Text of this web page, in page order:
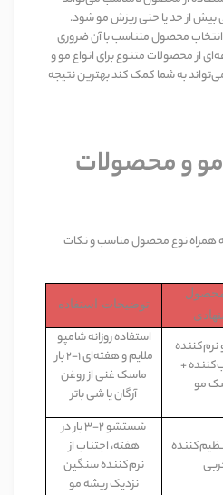
از حد یا حتی ریزش مو شود.
محصول متناسب با آن ضروری
از محصولات متنوع برای انواع مو و
به شما کمک کند بهترین نتیجه
و محصولات
همراه نوع محصول مناسب و نکات
توضیحات استفاده
نرم‌کننده
+
مو
استفاده روزانه شامپو
ملایم و هفته‌ای۱-۲
بار
ماسک غنی از روغن
آرگان یا شی باتر
شستشو۲-۳
بار در
هفته، اجتناب از
نرم‌کننده سنگین
نزدیک ریشه مو